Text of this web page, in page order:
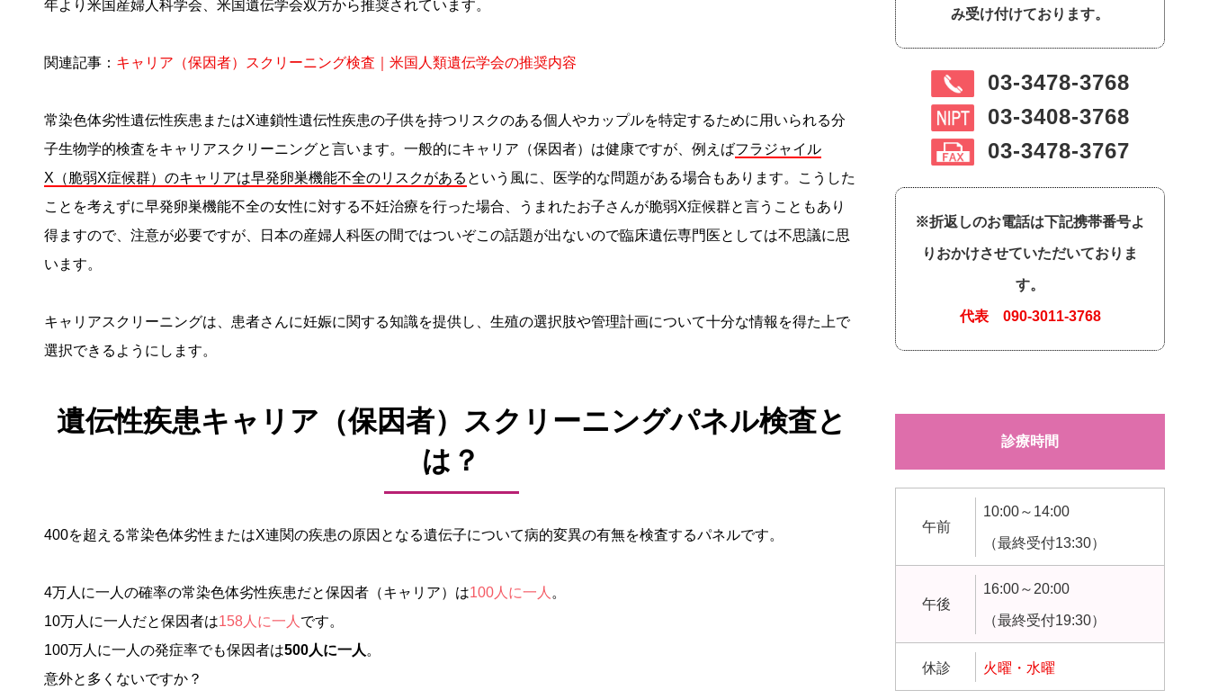
年より米国産婦人科学会、米国遺伝学会双方から推奨されています。
関連記事： キャリア（保因者）スクリーニング検査｜米国人類遺伝学会の推奨内容
常染色体劣性遺伝性疾患またはX連鎖性遺伝性疾患の子供を持つリスクのある個人やカップルを特定するために用いられる分
子生物学的検査をキャリアスクリーニングと言います。一般的にキャリア（保因者）は健康ですが、例えばフラジャイル
X（脆弱X症候群）のキャリアは早発卵巣機能不全のリスクがある という風に、医学的な問題がある場合もあります。こうした
ことを考えずに早発卵巣機能不全の女性に対する不妊治療を行った場合、うまれたお子さんが脆弱X症候群と言うこともあり
得ますので、注意が必要ですが、日本の産婦人科医の間ではついぞこの話題が出ないので臨床遺伝専門医としては不思議に思
います。
キャリアスクリーニングは、患者さんに妊娠に関する知識を提供し、生殖の選択肢や管理計画について十分な情報を得た上で
選択できるようにします。
遺伝性疾患キャリア（保因者）スクリーニングパネル検査と
は？
400を超える常染色体劣性またはX連関の疾患の原因となる遺伝子について病的変異の有無を検査するパネルです。
4万人に一人の確率の常染色体劣性疾患だと保因者（キャリア）は100人に一人 。
10万人に一人だと保因者は158人に一人 です。
100万人に一人の発症率でも保因者は500人に一人 。
意外と多くないですか？
み受け付けております。
03-3478-3768
03-3408-3768
03-3478-3767
※折返しのお電話は下記携帯番号よ
りおかけさせていただいておりま
す。
代表 090-3011-3768
診療時間
午前
10:00～14:00
（最終受付13:30）
午後
16:00～20:00
（最終受付19:30）
休診 火曜・水曜